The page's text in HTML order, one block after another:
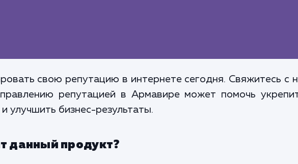
свою репутацию в интернете сегодня. Свяжитесь с
репутацией в Армавире может помочь
улучшить бизнес-результаты.
данный продукт?